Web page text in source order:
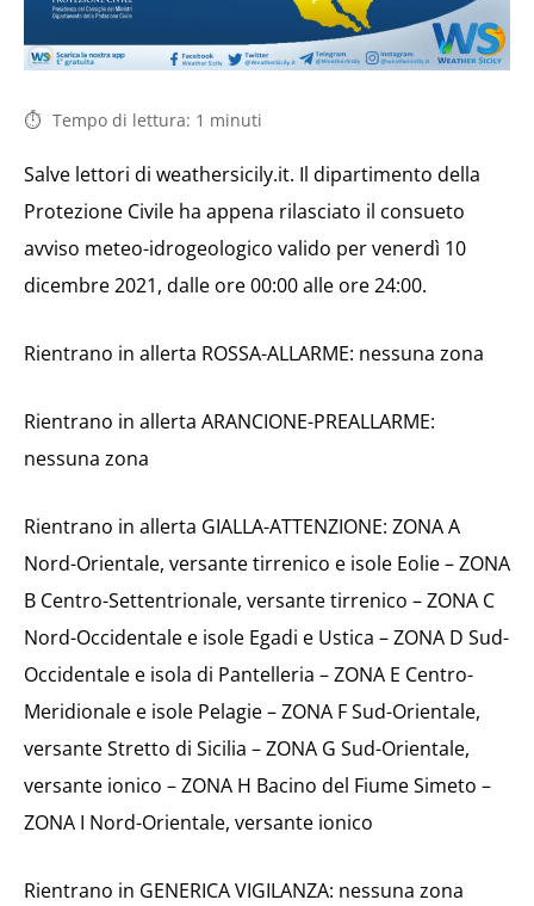
Tempo di lettura: 1 minuti
Salve lettori di weathersicily.it. Il dipartimento della
Protezione Civile ha appena rilasciato il consueto
avviso meteo-idrogeologico valido per venerdì 10
dicembre 2021, dalle ore 00:00 alle ore 24:00.
Rientrano in allerta ROSSA-ALLARME: nessuna zona
Rientrano in allerta ARANCIONE-PREALLARME:
nessuna zona
Rientrano in allerta GIALLA-ATTENZIONE: ZONA A
Nord-Orientale, versante tirrenico e isole Eolie – ZONA
B Centro-Settentrionale, versante tirrenico – ZONA C
Nord-Occidentale e isole Egadi e Ustica – ZONA D Sud-
Occidentale e isola di Pantelleria – ZONA E Centro-
Meridionale e isole Pelagie – ZONA F Sud-Orientale,
versante Stretto di Sicilia – ZONA G Sud-Orientale,
versante ionico – ZONA H Bacino del Fiume Simeto –
ZONA I Nord-Orientale, versante ionico
Rientrano in GENERICA VIGILANZA: nessuna zona